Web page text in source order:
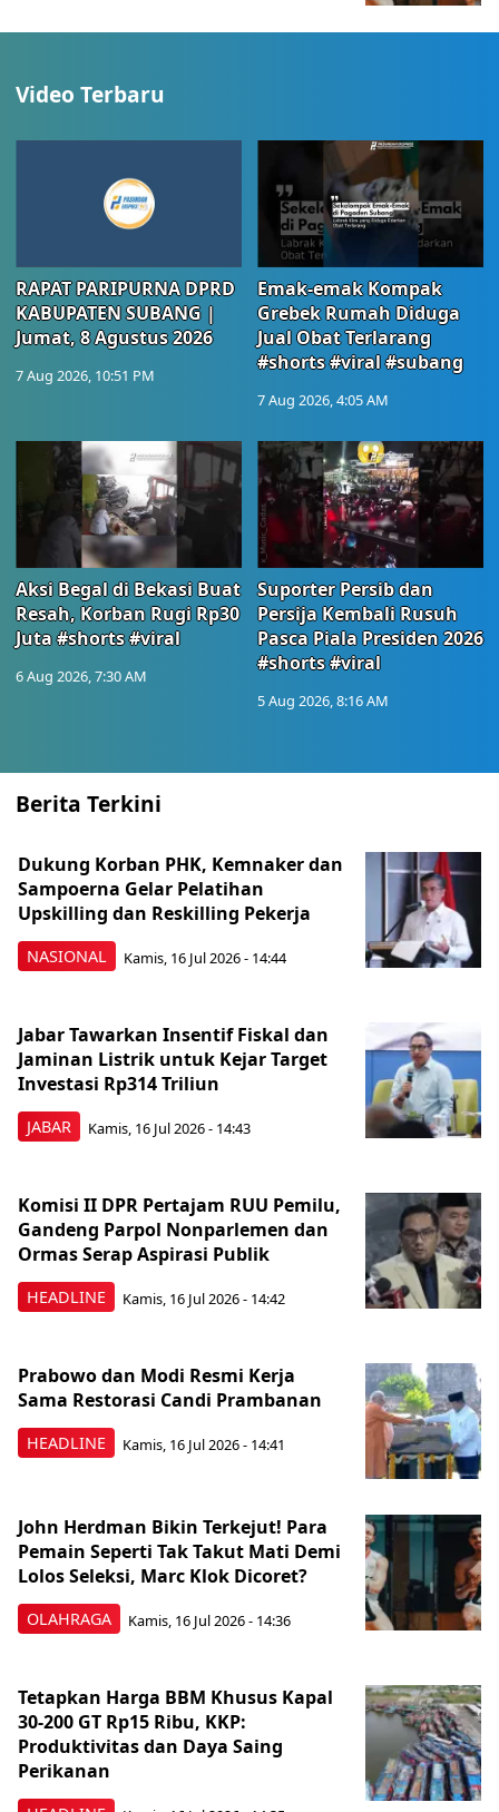
Video Terbaru
RAPAT PARIPURNA DPRD
KABUPATEN SUBANG |
Jumat, 8 Agustus 2026
7 Aug 2026, 10:51 PM
Emak-emak Kompak
Grebek Rumah Diduga
Jual Obat Terlarang
#shorts #viral #subang
7 Aug 2026, 4:05 AM
Aksi Begal di Bekasi Buat
Resah, Korban Rugi Rp30
Juta #shorts #viral
6 Aug 2026, 7:30 AM
Suporter Persib dan
Persija Kembali Rusuh
Pasca Piala Presiden 2026
#shorts #viral
5 Aug 2026, 8:16 AM
Berita Terkini
NASIONAL
Dukung Korban PHK, Kemnaker dan
Sampoerna Gelar Pelatihan
Upskilling dan Reskilling Pekerja
Kamis, 16 Jul 2026 - 14:44
JABAR
Jabar Tawarkan Insentif Fiskal dan
Jaminan Listrik untuk Kejar Target
Investasi Rp314 Triliun
Kamis, 16 Jul 2026 - 14:43
HEADLINE
Komisi II DPR Pertajam RUU Pemilu,
Gandeng Parpol Nonparlemen dan
Ormas Serap Aspirasi Publik
Kamis, 16 Jul 2026 - 14:42
HEADLINE
Prabowo dan Modi Resmi Kerja
Sama Restorasi Candi Prambanan
Kamis, 16 Jul 2026 - 14:41
OLAHRAGA
John Herdman Bikin Terkejut! Para
Pemain Seperti Tak Takut Mati Demi
Lolos Seleksi, Marc Klok Dicoret?
Kamis, 16 Jul 2026 - 14:36
Tetapkan Harga BBM Khusus Kapal
30-200 GT Rp15 Ribu, KKP:
Produktivitas dan Daya Saing
Perikanan